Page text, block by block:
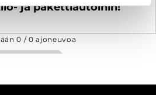
ja pakettiautoihin!
0 /0 ajoneuvoa